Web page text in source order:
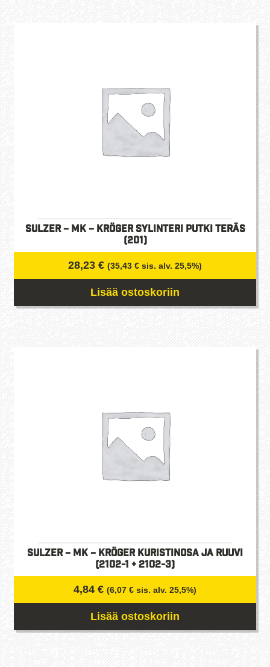
Sulzer – MK – Kröger Sylinteri putki teräs
(201)
28,23 € (35,43 € sis. alv. 25,5%)
Lisää ostoskoriin
Sulzer – MK – Kröger Kuristinosa ja ruuvi
(2102-1 + 2102-3)
4,84 € (6,07 € sis. alv. 25,5%)
Lisää ostoskoriin